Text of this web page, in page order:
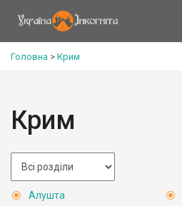
Головна > Крим
Крим
Алушта